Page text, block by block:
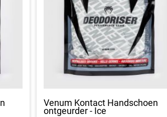
Venum Kontact Handschoen
ontgeurder - Ice